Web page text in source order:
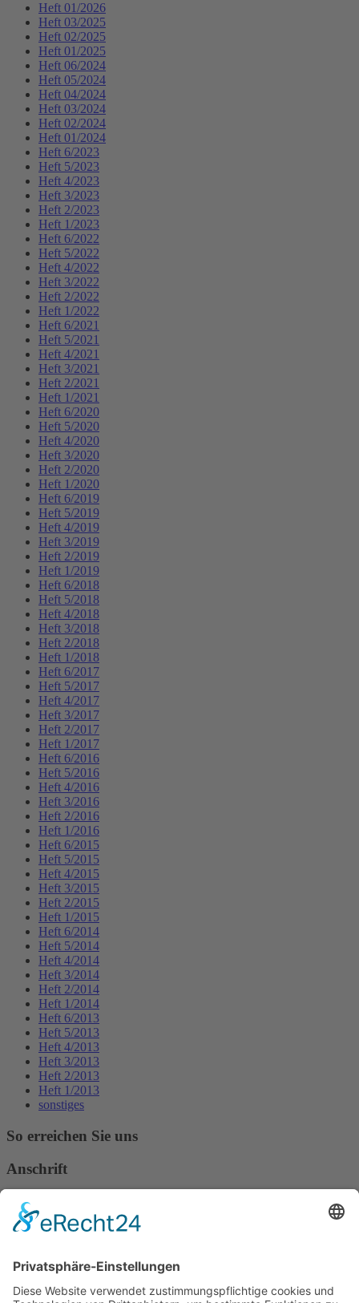
Heft 01/2026
Heft 03/2025
Heft 02/2025
Heft 01/2025
Heft 06/2024
Heft 05/2024
Heft 04/2024
Heft 03/2024
Heft 02/2024
Heft 01/2024
Heft 6/2023
Heft 5/2023
Heft 4/2023
Heft 3/2023
Heft 2/2023
Heft 1/2023
Heft 6/2022
Heft 5/2022
Heft 4/2022
Heft 3/2022
Heft 2/2022
Heft 1/2022
Heft 6/2021
Heft 5/2021
Heft 4/2021
Heft 3/2021
Heft 2/2021
Heft 1/2021
Heft 6/2020
Heft 5/2020
Heft 4/2020
Heft 3/2020
Heft 2/2020
Heft 1/2020
Heft 6/2019
Heft 5/2019
Heft 4/2019
Heft 3/2019
Heft 2/2019
Heft 1/2019
Heft 6/2018
Heft 5/2018
Heft 4/2018
Heft 3/2018
Heft 2/2018
Heft 1/2018
Heft 6/2017
Heft 5/2017
Heft 4/2017
Heft 3/2017
Heft 2/2017
Heft 1/2017
Heft 6/2016
Heft 5/2016
Heft 4/2016
Heft 3/2016
Heft 2/2016
Heft 1/2016
Heft 6/2015
Heft 5/2015
Heft 4/2015
Heft 3/2015
Heft 2/2015
Heft 1/2015
Heft 6/2014
Heft 5/2014
Heft 4/2014
Heft 3/2014
Heft 2/2014
Heft 1/2014
Heft 6/2013
Heft 5/2013
Heft 4/2013
Heft 3/2013
Heft 2/2013
Heft 1/2013
sonstiges
So erreichen Sie uns
Anschrift
Verband Deutscher Tierheilpraktiker e.V.
Verbandsverwaltung
Am Rosenbraken 12
E-Mail